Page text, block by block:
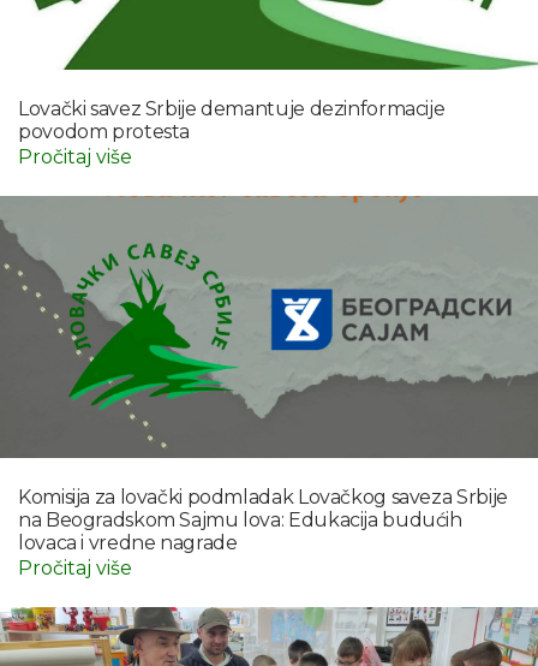
Lovački savez Srbije demantuje dezinformacije
povodom protesta
Pročitaj više
Komisija za lovački podmladak Lovačkog saveza Srbije
na Beogradskom Sajmu lova: Edukacija budućih
lovaca i vredne nagrade
Pročitaj više